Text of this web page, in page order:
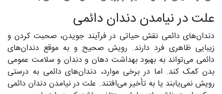
علت در نیامدن دندان دائمی
دندان‌های دائمی نقش حیاتی در فرآیند جویدن، صحبت کردن و
زیبایی ظاهری فرد دارند. رویش صحیح و به موقع دندان‌های
دائمی می‌تواند به بهبود بهداشت دهان و دندان و سلامت عمومی
بدن کمک کند. اما در برخی موارد، دندان‌های دائمی به درستی
رویش نمی‌یابند یا به تأخیر می‌افتند. علت در نیامدن دندان دائمی